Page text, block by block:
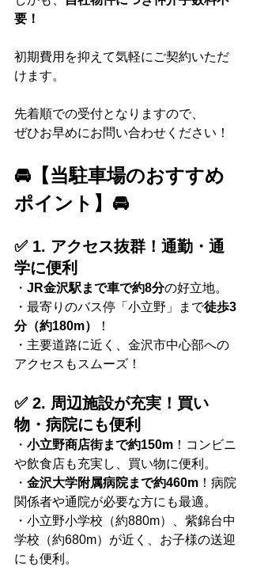
要！
初期費用を抑えて気軽にご契約いただ
けます。
先着順での受付となりますので、
ぜひお早めにお問い合わせください！
🚘【当駐車場のおすすめ
ポイント】🚘
✅ 1. アクセス抜群！通勤・通
学に便利
・ JR金沢駅まで車で約8分の好立地。
・最寄りのバス停「小立野」まで徒歩3
分（約180m）
！
・主要道路に近く、金沢市中心部への
アクセスもスムーズ！
✅ 2. 周辺施設が充実！買い
物・病院にも便利
・ 小立野商店街まで約150m ！コンビニ
や飲食店も充実し、買い物に便利。
・ 金沢大学附属病院まで約460m ！病院
関係者や通院が必要な方にも最適。
・小立野小学校（約880m）、紫錦台中
学校（約680m）が近く、お子様の送迎
にも便利。